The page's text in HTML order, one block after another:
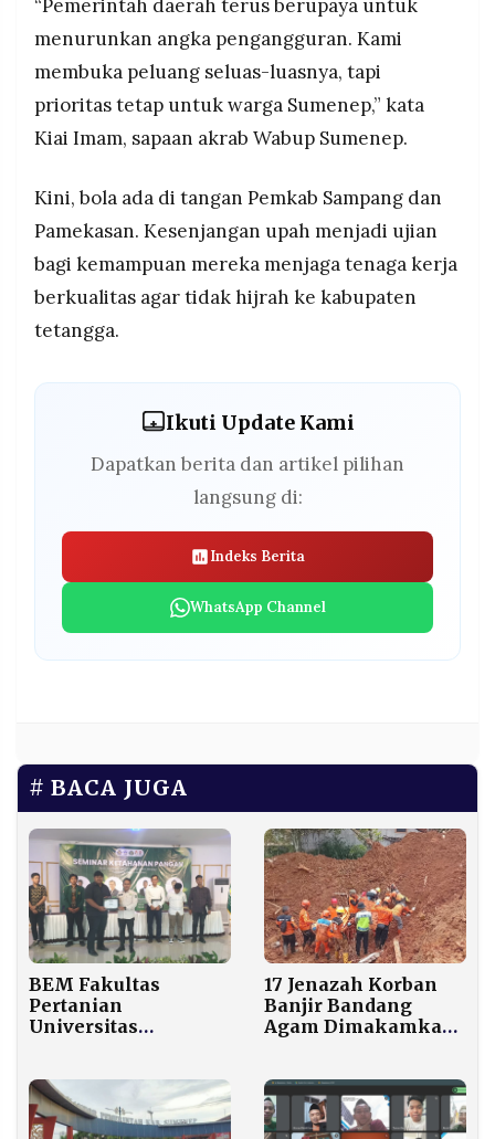
“Pemerintah daerah terus berupaya untuk
menurunkan angka pengangguran. Kami
membuka peluang seluas-luasnya, tapi
prioritas tetap untuk warga Sumenep,” kata
Kiai Imam, sapaan akrab Wabup Sumenep.
Kini, bola ada di tangan Pemkab Sampang dan
Pamekasan. Kesenjangan upah menjadi ujian
bagi kemampuan mereka menjaga tenaga kerja
berkualitas agar tidak hijrah ke kabupaten
tetangga.
Ikuti Update Kami
Dapatkan berita dan artikel pilihan
langsung di:
Indeks Berita
WhatsApp Channel
BACA JUGA
BEM Fakultas
Pertanian
Universitas
Menggali Potensi
Pemuda dalam
Menjaga Ketahanan
17 Jenazah Korban
Banjir Bandang
Agam Dimakamkan